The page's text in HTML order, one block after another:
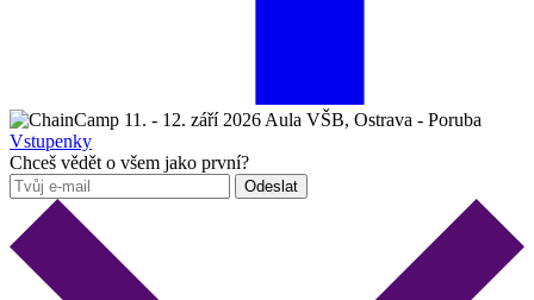
11. - 12. září 2026 Aula VŠB, Ostrava - Poruba
Vstupenky
Chceš vědět o všem jako první?
Odeslat